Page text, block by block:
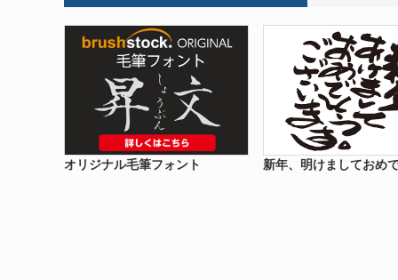
オリジナル毛筆フォント 新年、明けましておめ